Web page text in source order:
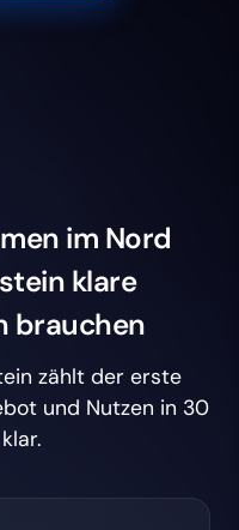
im Nord
klare
brauchen
zählt der erste
und Nutzen in 30